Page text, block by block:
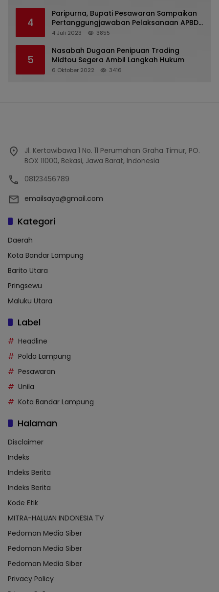
4
Paripurna, Bupati Pesawaran Sampaikan
Pertanggungjawaban Pelaksanaan APBD
2022
4 Juli 2023 3855
5
Nasabah Dugaan Penipuan Trading
Midtou Segera Ambil Langkah Hukum
6 Oktober 2022 3416
Jl. Kertawibawa 1 No. 11 Perumahan Graha Timur, PO.
BOX 11000, Bekasi, Jawa Barat, Indonesia
08123456789
emailsaya@gmail.com
Kategori
Daerah
Kota Bandar Lampung
Barito Utara
Pringsewu
Maluku Utara
Label
Headline
Polda Lampung
Pesawaran
Unila
Kota Bandar Lampung
Halaman
Disclaimer
Indeks
Indeks Berita
Indeks Berita
Kode Etik
MITRA-HALUAN INDONESIA TV
Pedoman Media Siber
Pedoman Media Siber
Pedoman Media Siber
Privacy Policy